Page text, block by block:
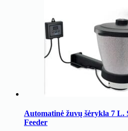
Automatinė žuvų šėrykla 7 L.
Feeder